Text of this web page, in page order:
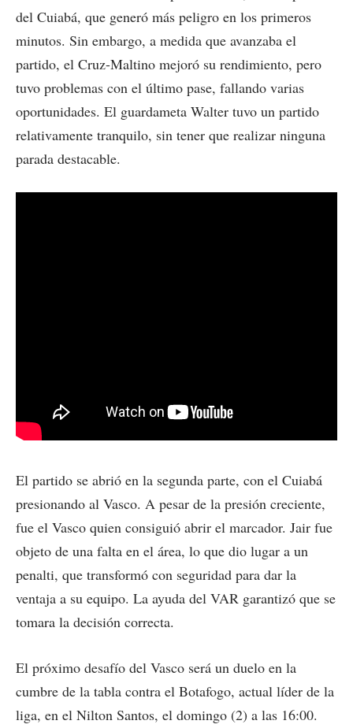
del Cuiabá, que generó más peligro en los primeros
minutos. Sin embargo, a medida que avanzaba el
partido, el Cruz-Maltino mejoró su rendimiento, pero
tuvo problemas con el último pase, fallando varias
oportunidades. El guardameta Walter tuvo un partido
relativamente tranquilo, sin tener que realizar ninguna
parada destacable.
El partido se abrió en la segunda parte, con el Cuiabá
presionando al Vasco. A pesar de la presión creciente,
fue el Vasco quien consiguió abrir el marcador. Jair fue
objeto de una falta en el área, lo que dio lugar a un
penalti, que transformó con seguridad para dar la
ventaja a su equipo. La ayuda del VAR garantizó que se
tomara la decisión correcta.
El próximo desafío del Vasco será un duelo en la
cumbre de la tabla contra el Botafogo, actual líder de la
liga, en el Nilton Santos, el domingo (2) a las 16:00.